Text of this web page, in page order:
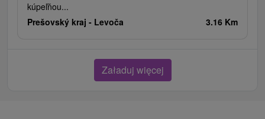
kúpeľňou...
Prešovský kraj - Levoča 3.16 Km
Załaduj więcej